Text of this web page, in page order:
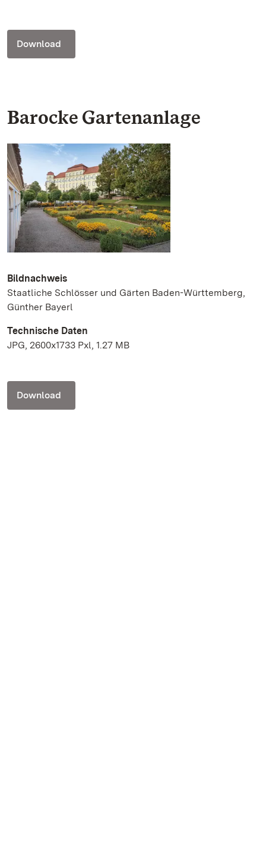
Download
Barocke Gartenanlage
Bildnachweis
Staatliche Schlösser und Gärten Baden-Württemberg,
Günther Bayerl
Technische Daten
JPG, 2600x1733 Pxl, 1.27 MB
Download